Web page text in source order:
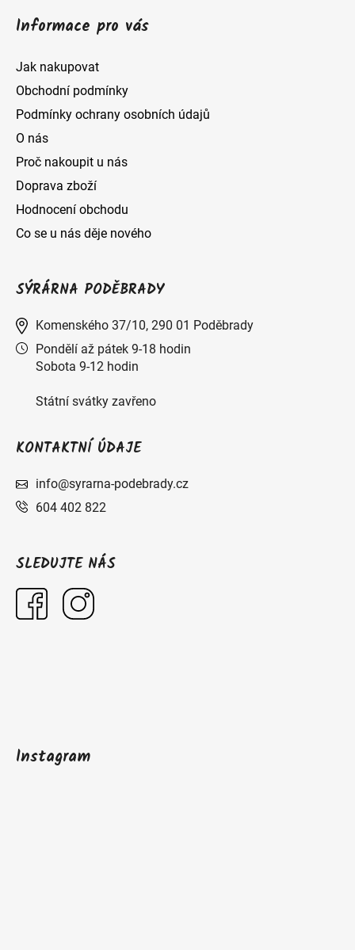
Informace pro vás
Jak nakupovat
Obchodní podmínky
Podmínky ochrany osobních údajů
O nás
Proč nakoupit u nás
Doprava zboží
Hodnocení obchodu
Co se u nás děje nového
SÝRÁRNA PODĚBRADY
Komenského 37/10, 290 01 Poděbrady
Pondělí až pátek 9-18 hodin
Sobota 9-12 hodin
Státní svátky zavřeno
KONTAKTNÍ ÚDAJE
info@syrarna-podebrady.cz
604 402 822
SLEDUJTE NÁS
Instagram